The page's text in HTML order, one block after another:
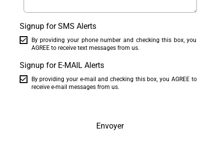
Signup for SMS Alerts
By providing your phone number and checking this box, you
AGREE to receive text messages from us.
Signup for E-MAIL Alerts
By providing your e-mail and checking this box, you AGREE to
receive e-mail messages from us.
Envoyer